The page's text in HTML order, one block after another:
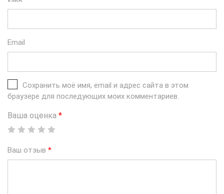
Email
Сохранить моё имя, email и адрес сайта в этом
браузере для последующих моих комментариев.
Ваша оценка *
Ваш отзыв *